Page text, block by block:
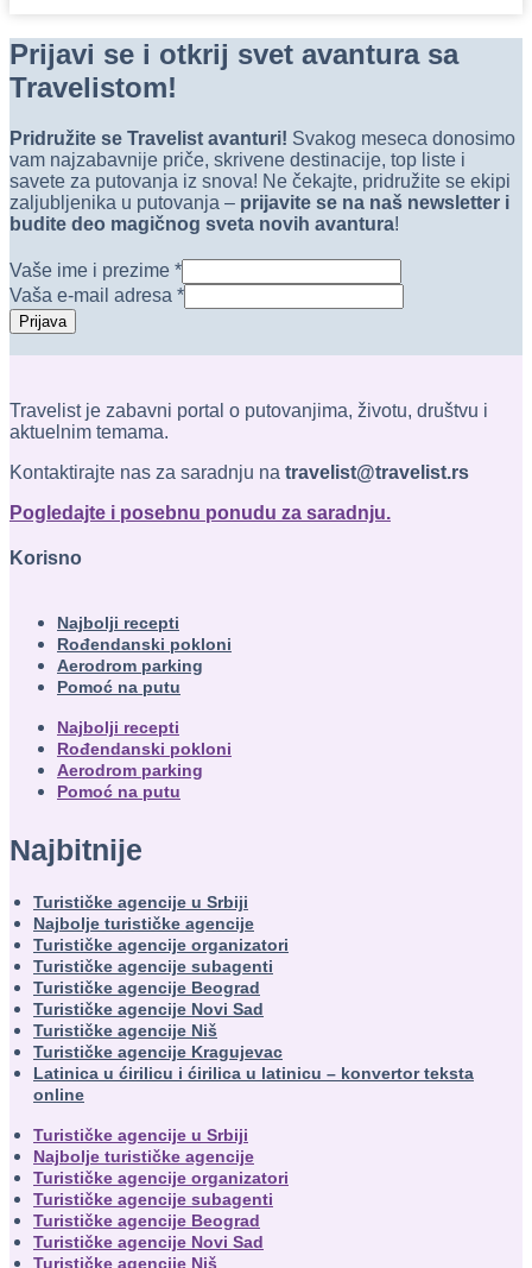
Prijavi se i otkrij svet avantura sa
Travelistom!
Pridružite se Travelist avanturi! Svakog meseca donosimo
vam najzabavnije priče, skrivene destinacije, top liste i
savete za putovanja iz snova! Ne čekajte, pridružite se ekipi
zaljubljenika u putovanja – prijavite se na naš newsletter i
budite deo magičnog sveta novih avantura!
Vaše ime i prezime *
Vaša e-mail adresa *
Prijava
Travelist je zabavni portal o putovanjima, životu, društvu i
aktuelnim temama.
Kontaktirajte nas za saradnju na travelist@travelist.rs
Pogledajte i posebnu ponudu za saradnju.
Korisno
Najbolji recepti
Rođendanski pokloni
Aerodrom parking
Pomoć na putu
Najbolji recepti
Rođendanski pokloni
Aerodrom parking
Pomoć na putu
Najbitnije
Turističke agencije u Srbiji
Najbolje turističke agencije
Turističke agencije organizatori
Turističke agencije subagenti
Turističke agencije Beograd
Turističke agencije Novi Sad
Turističke agencije Niš
Turističke agencije Kragujevac
Latinica u ćirilicu i ćirilica u latinicu – konvertor teksta
online
Turističke agencije u Srbiji
Najbolje turističke agencije
Turističke agencije organizatori
Turističke agencije subagenti
Turističke agencije Beograd
Turističke agencije Novi Sad
Turističke agencije Niš